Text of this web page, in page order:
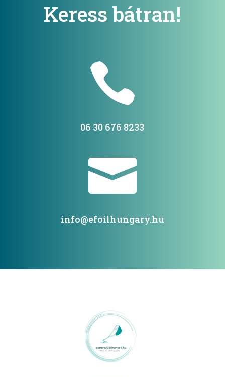
Keress bátran!

06 30 676 8233

info@efoilhungary.hu